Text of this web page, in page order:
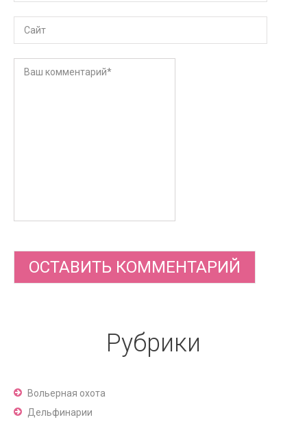
Рубрики
Вольерная охота
Дельфинарии